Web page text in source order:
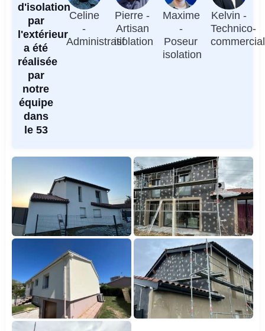
d'isolation
par
l'extérieur
a été
réalisée
par
notre
équipe
dans
le 53
Celine
-
Administratif
Pierre -
Artisan
isolation
Maxime
-
Poseur
isolation
Kelvin -
Technico-
commercial